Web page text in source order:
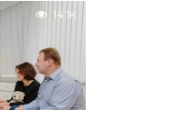
14.1K